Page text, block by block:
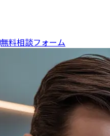
無料相談フォーム